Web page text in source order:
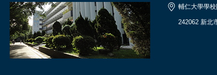
輔仁大學學
242062 新北